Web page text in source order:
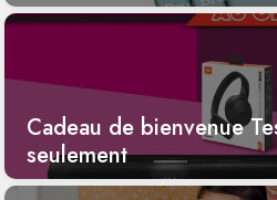
Cadeau de bienvenue
seulement